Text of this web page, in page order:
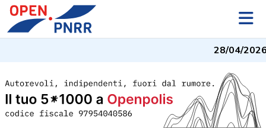
28/04/2026